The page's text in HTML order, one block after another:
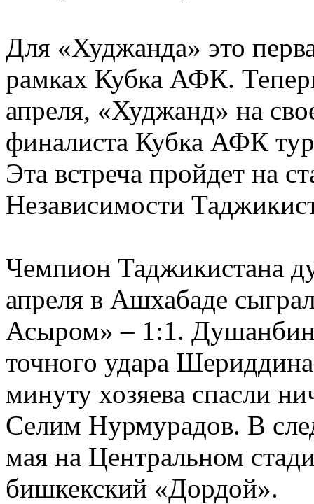
Для «Худжанда» это
рамках Кубка АФК.
апреля, «Худжанд» на
финалиста Кубка АФК
Эта встреча пройдет на
Независимости
Чемпион Таджикистана
апреля в Ашхабаде
Асыром» – 1:1.
точного удара
минуту хозяева спасли
Селим Нурмурадов. В
мая на Центральном
бишкекский «Дордой».